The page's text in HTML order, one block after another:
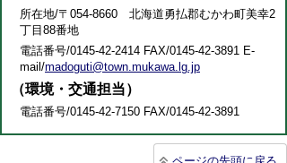
所在地/〒054-8660 北海道勇払郡むかわ町美幸2
丁目88番地
電話番号/0145-42-2414 FAX/0145-42-3891 E-
mail/madoguti@town.mukawa.lg.jp
（環境・交通担当）
電話番号/0145-42-7150 FAX/0145-42-3891